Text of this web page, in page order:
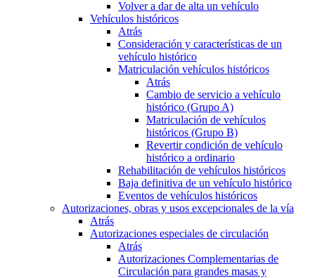
Volver a dar de alta un vehículo
Vehículos históricos
Atrás
Consideración y características de un
vehículo histórico
Matriculación vehículos históricos
Atrás
Cambio de servicio a vehículo
histórico (Grupo A)
Matriculación de vehículos
históricos (Grupo B)
Revertir condición de vehículo
histórico a ordinario
Rehabilitación de vehículos históricos
Baja definitiva de un vehículo histórico
Eventos de vehículos históricos
Autorizaciones, obras y usos excepcionales de la vía
Atrás
Autorizaciones especiales de circulación
Atrás
Autorizaciones Complementarias de
Circulación para grandes masas y